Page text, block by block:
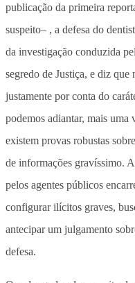
publicação da primeira
suspeito– , a defesa do
da investigação conduzida
segredo de Justiça, e diz que
justamente por conta do
podemos adiantar, mais uma
existem provas robustas
de informações gravíssimo.
pelos agentes públicos
configurar ilícitos graves,
antecipar um julgamento
defesa.